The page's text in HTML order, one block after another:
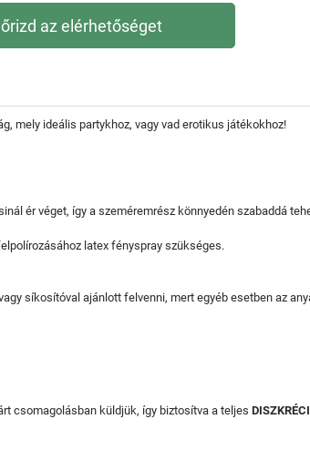
az elérhetőséget
mely ideális partykhoz, vagy vad erotikus játékokhoz!
ér véget, így a szeméremrész könnyedén szabaddá
latex fényspray szükséges.
síkosítóval ajánlott felvenni, mert egyéb esetben az
csomagolásban küldjük, így biztosítva a teljes